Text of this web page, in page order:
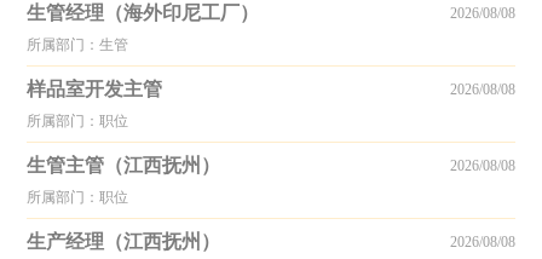
生管经理（海外印尼工厂）
所属部门：生管
2026/08/08
样品室开发主管
所属部门：职位
2026/08/08
生管主管（江西抚州）
所属部门：职位
2026/08/08
生产经理（江西抚州） 2026/08/08